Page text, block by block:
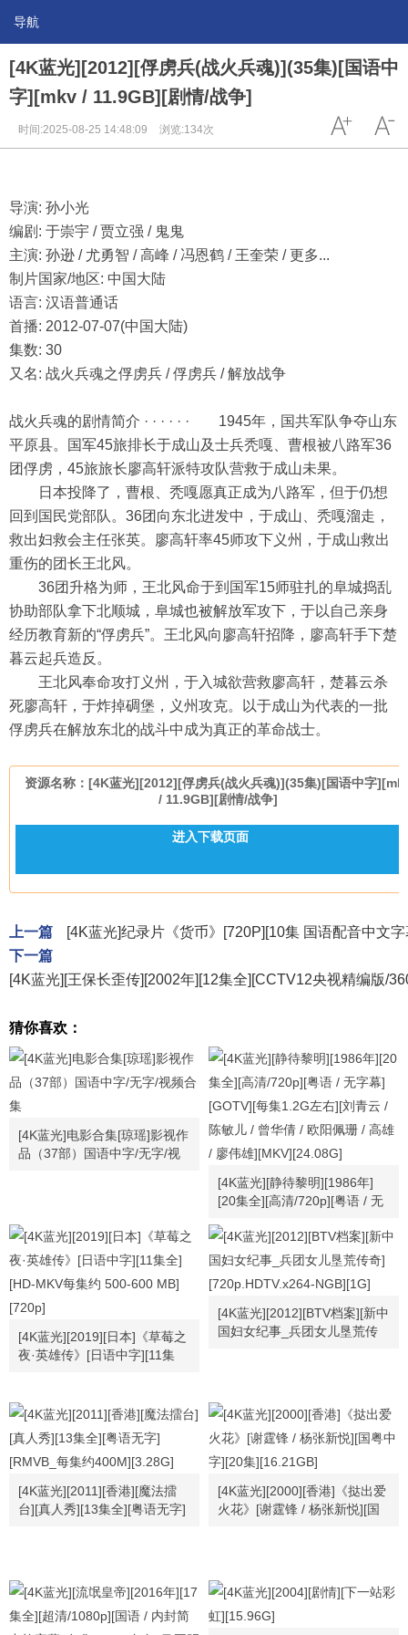
导航
[4K蓝光][2012][俘虏兵(战火兵魂)](35集)[国语中
字][mkv / 11.9GB][剧情/战争]
时间:2025-08-25 14:48:09 浏览:134次
导演: 孙小光
编剧: 于崇宇 / 贾立强 / 鬼鬼
主演: 孙逊 / 尤勇智 / 高峰 / 冯恩鹤 / 王奎荣 / 更多...
制片国家/地区: 中国大陆
语言: 汉语普通话
首播: 2012-07-07(中国大陆)
集数: 30
又名: 战火兵魂之俘虏兵 / 俘虏兵 / 解放战争
战火兵魂的剧情简介 · · · · · · 1945年，国共军队争夺山东
平原县。国军45旅排长于成山及士兵秃嘎、曹根被八路军36
团俘虏，45旅旅长廖高轩派特攻队营救于成山未果。
日本投降了，曹根、秃嘎愿真正成为八路军，但于仍想
回到国民党部队。36团向东北进发中，于成山、秃嘎溜走，
救出妇救会主任张英。廖高轩率45师攻下义州，于成山救出
重伤的团长王北风。
36团升格为师，王北风命于到国军15师驻扎的阜城捣乱
协助部队拿下北顺城，阜城也被解放军攻下，于以自己亲身
经历教育新的“俘虏兵”。王北风向廖高轩招降，廖高轩手下楚
暮云起兵造反。
王北风奉命攻打义州，于入城欲营救廖高轩，楚暮云杀
死廖高轩，于炸掉碉堡，义州攻克。以于成山为代表的一批
俘虏兵在解放东北的战斗中成为真正的革命战士。
资源名称：[4K蓝光][2012][俘虏兵(战火兵魂)](35集)[国语中字
/ 11.9GB][剧情/战争]
进入下载页面
上一篇
[4K蓝光]纪录片《货币》[720P][10集 国语配音中文字
下一篇
[4K蓝光][王保长歪传][2002年][12集全][CCTV12央视精编版/
猜你喜欢：
[4K蓝光]电影合集[琼瑶]影视作
品（37部）国语中字/无字/视
[4K蓝光][静待黎明][1986年]
[20集全][高清/720p][粤语 / 无
[刘青云 / 陈敏儿 / 曾华倩 / 欧
阳佩珊 / 高雄 / 廖伟雄][MKV]
[4K蓝光][2019][日本]《草莓之
夜·英雄传》[日语中字][11集
[4K蓝光][2012][BTV档案][新中
国妇女纪事_兵团女儿垦荒传
[4K蓝光][2011][香港][魔法擂
台][真人秀][13集全][粤语无字]
[4K蓝光][2000][香港]《挞出爱
火花》[谢霆锋 / 杨张新悦][国